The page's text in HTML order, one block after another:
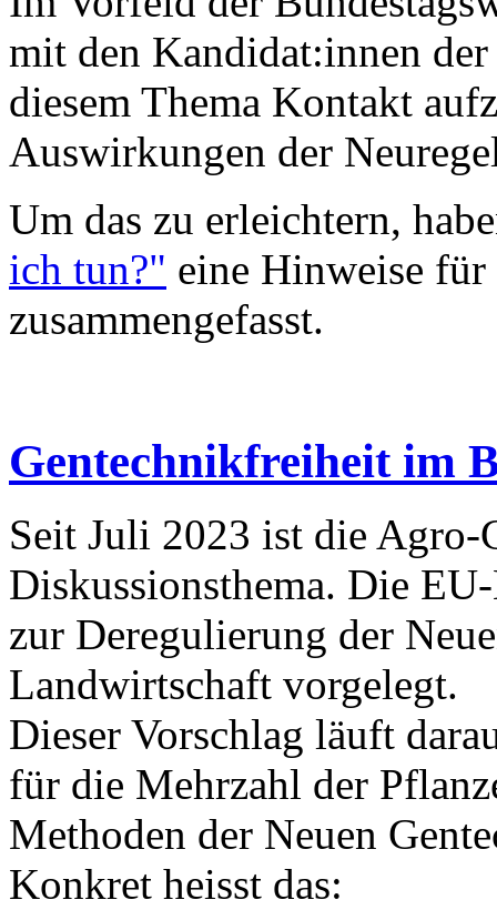
mit den Kandidat:innen
diesem Thema Kontakt
Auswirkungen der
Um das zu erleichtern,
ich tun?" eine Hinweise für
zusammengefasst.
Gentechnikfreiheit im
Seit Juli 2023 ist die Agro-
Diskussionsthema. Die
zur Deregulierung der
Landwirtschaft vorgelegt.
Dieser Vorschlag läuft
für die Mehrzahl der
Methoden der Neuen
Konkret heisst das: